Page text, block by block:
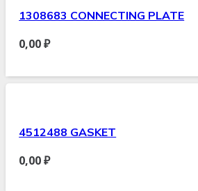
1308683 CONNECTING PLATE
0,00₽
4512488 GASKET
0,00₽